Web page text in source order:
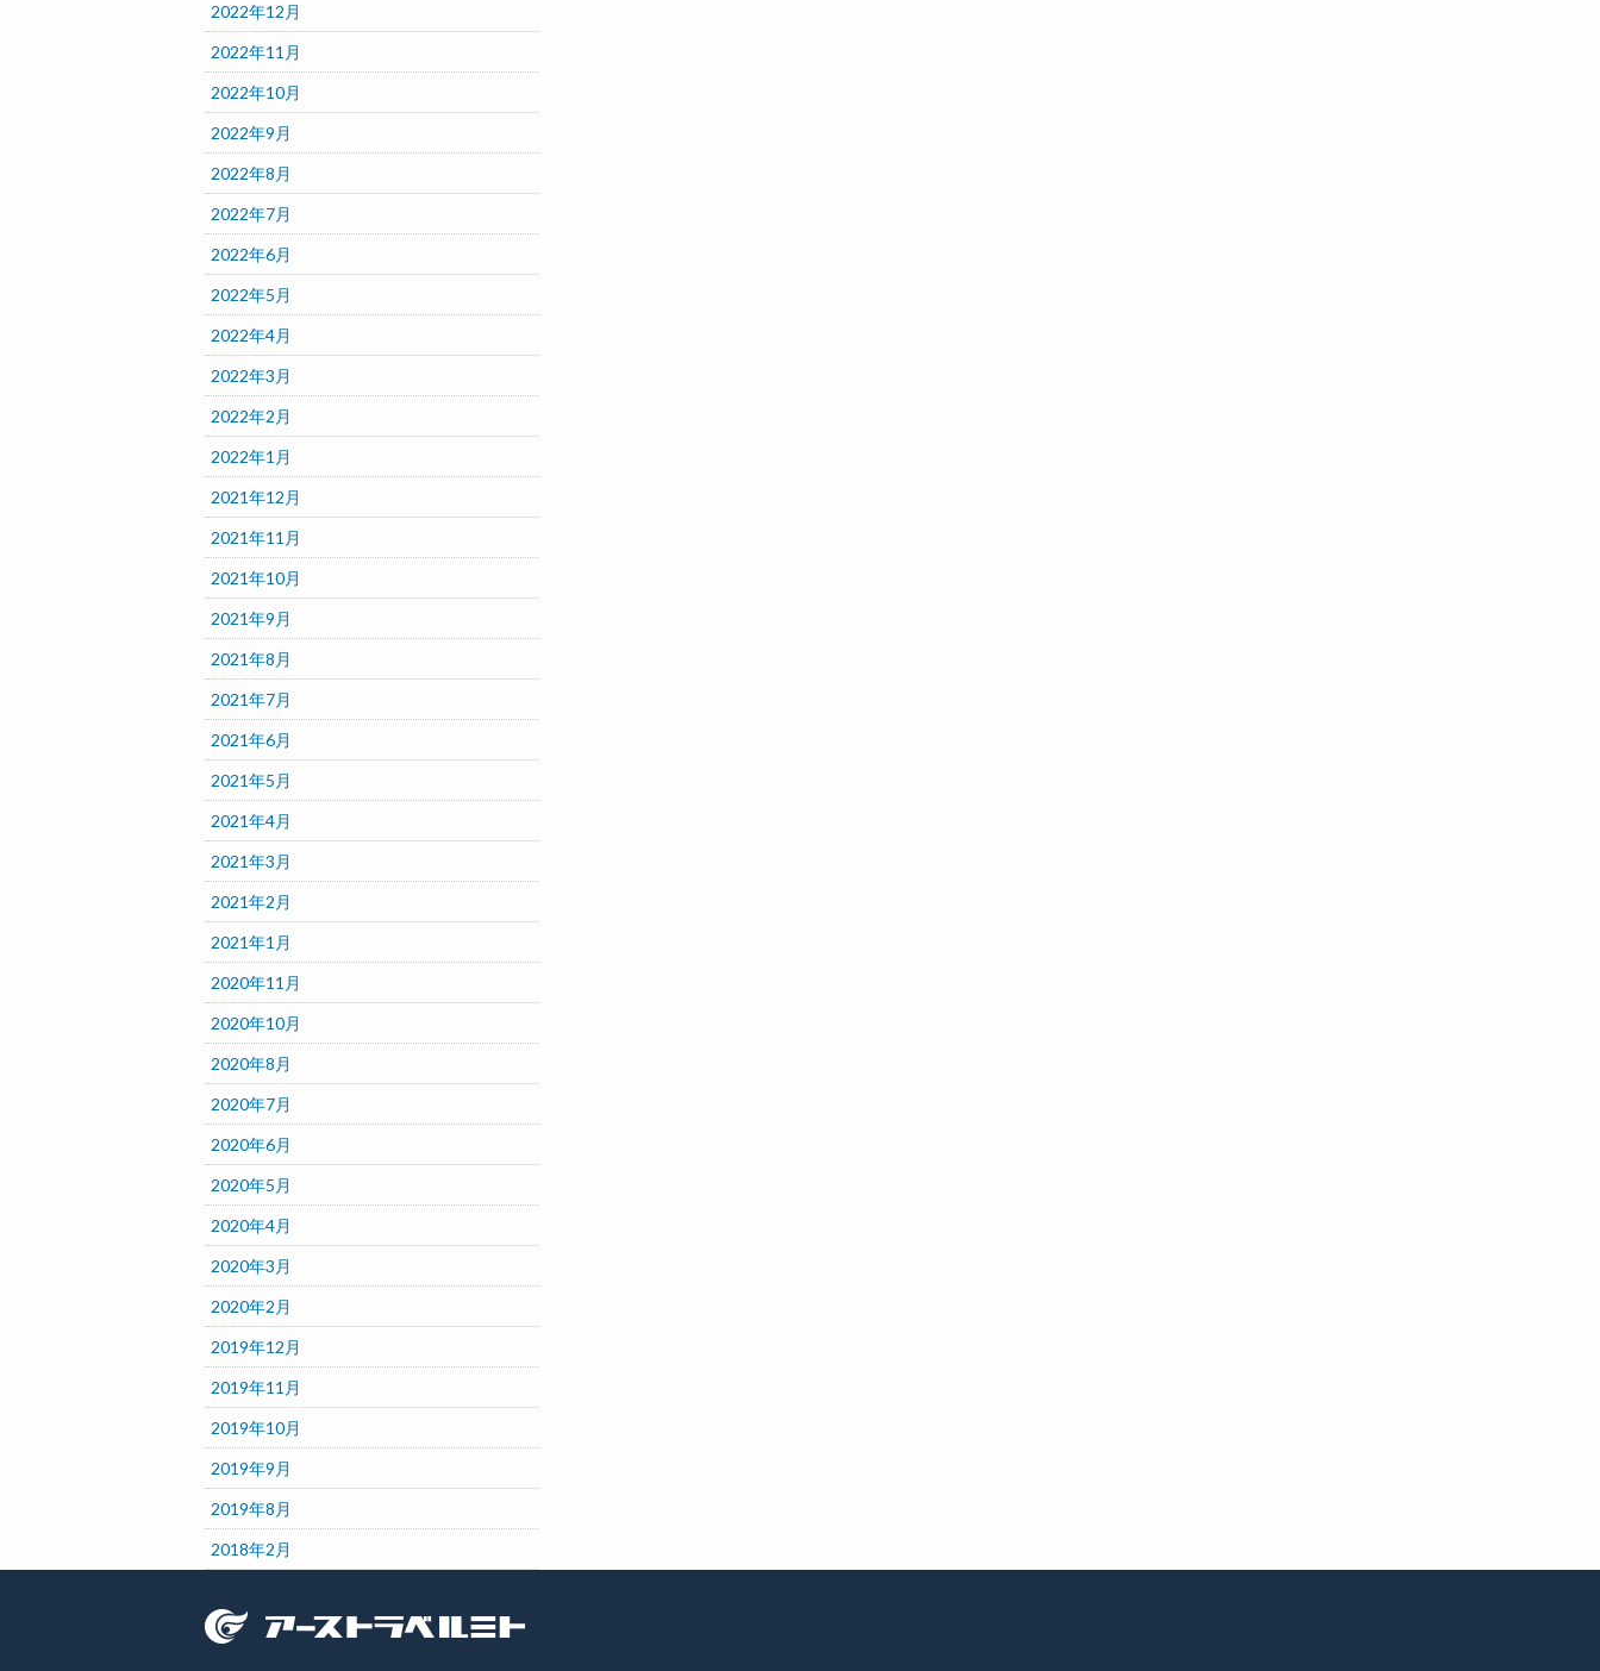
2022年12月
2022年11月
2022年10月
2022年9月
2022年8月
2022年7月
2022年6月
2022年5月
2022年4月
2022年3月
2022年2月
2022年1月
2021年12月
2021年11月
2021年10月
2021年9月
2021年8月
2021年7月
2021年6月
2021年5月
2021年4月
2021年3月
2021年2月
2021年1月
2020年11月
2020年10月
2020年8月
2020年7月
2020年6月
2020年5月
2020年4月
2020年3月
2020年2月
2019年12月
2019年11月
2019年10月
2019年9月
2019年8月
2018年2月